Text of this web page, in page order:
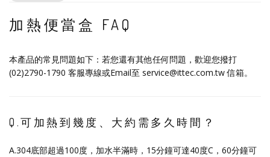
加熱便當盒 FAQ
本產品的常見問題如下：若您還有其他任何問題，歡迎您撥打
(02)2790-1790 客服專線或Email至 service@ittec.com.tw 信箱。
Q.可加熱到幾度、大約需多久時間？
A.304底部超過100度，加水半滿時，15分鐘可達40度C，60分鐘可